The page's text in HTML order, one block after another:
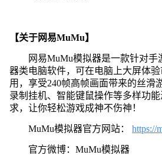
【关于网易MuMu】
网易MuMu模拟器是一款针对
器类电脑软件，可在电脑上大屏体
用，享受240帧高帧画面带来的丝滑
录制挂机、智能键鼠操作等多样功
求，让你轻松游戏成神不伤神！
MuMu模拟器官方网站： https://
官方微博：MuMu模拟器